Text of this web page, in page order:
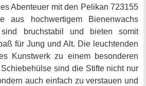
Abenteuer mit den Pelikan 723155
aus hochwertigem Bienenwachs
sind bruchstabil und bieten somit
für Jung und Alt. Die leuchtenden
Kunstwerk zu einem besonderen
sind die Stifte nicht nur
auch einfach zu verstauen und